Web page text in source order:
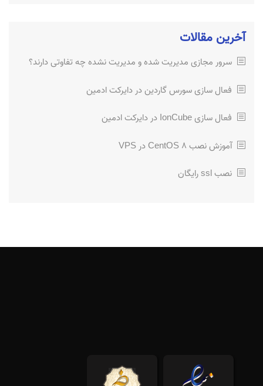
آموزش نصب ssl رایگان
آخرین مقالات
سرور مجازی مدیریت شده و مدیریت نشده چه تفاوتی دارند؟
فعال سازی سورس گاردین در دایرکت ادمین
فعال سازی IonCube در دایرکت ادمین
آموزش نصب CentOS 8 در VPS
نصب ssl رایگان